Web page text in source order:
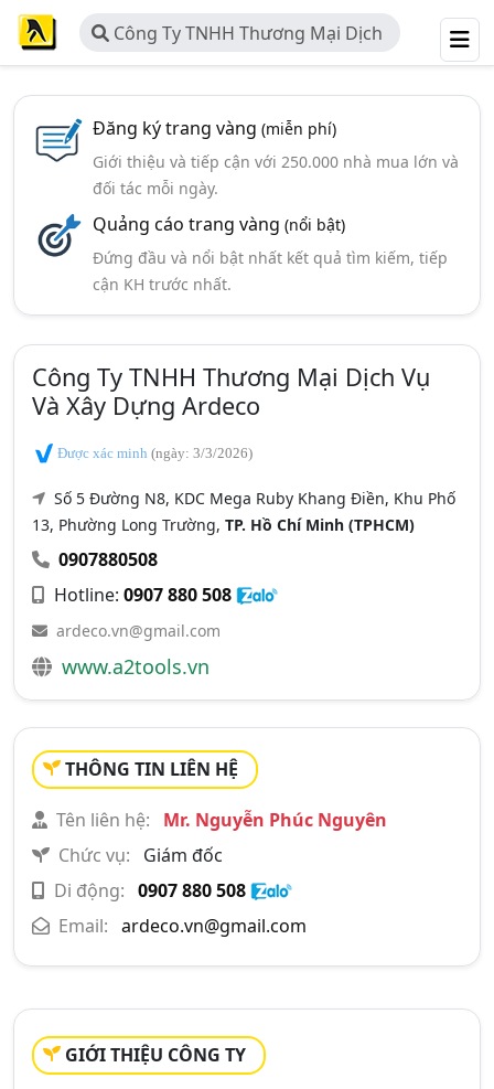
Công Ty TNHH Thương Mại Dịch
Vụ Và Xây Dựng Ardeco
Đăng ký trang vàng (miễn phí)
Giới thiệu và tiếp cận với 250.000 nhà mua lớn và
đối tác mỗi ngày.
Quảng cáo trang vàng (nổi bật)
Đứng đầu và nổi bật nhất kết quả tìm kiếm, tiếp
cận KH trước nhất.
Công Ty TNHH Thương Mại Dịch Vụ
Và Xây Dựng Ardeco
Được xác minh (ngày: 3/3/2026)
Số 5 Đường N8, KDC Mega Ruby Khang Điền, Khu Phố
13, Phường Long Trường, TP. Hồ Chí Minh (TPHCM)
0907880508
Hotline: 0907 880 508
ardeco.vn@gmail.com
www.a2tools.vn
THÔNG TIN LIÊN HỆ
Tên liên hệ:
Mr. Nguyễn Phúc Nguyên
Chức vụ:
Giám đốc
Di động: 0907 880 508
Email: ardeco.vn@gmail.com
GIỚI THIỆU CÔNG TY